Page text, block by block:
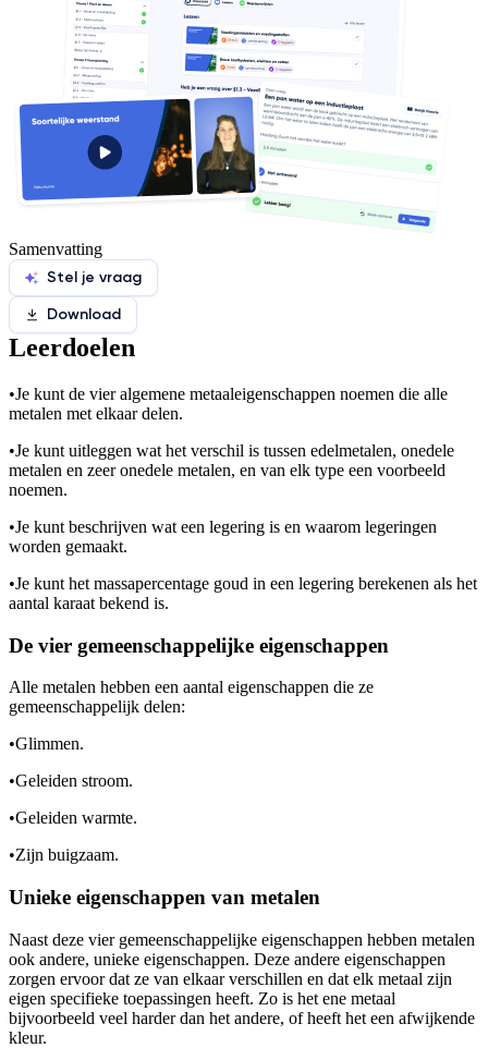
Samenvatting
Stel je vraag
Download
Leerdoelen
•Je kunt de vier algemene metaaleigenschappen noemen die alle
metalen met elkaar delen.
•Je kunt uitleggen wat het verschil is tussen edelmetalen, onedele
metalen en zeer onedele metalen, en van elk type een voorbeeld
noemen.
•Je kunt beschrijven wat een legering is en waarom legeringen
worden gemaakt.
•Je kunt het massapercentage goud in een legering berekenen als het
aantal karaat bekend is.
De vier gemeenschappelijke eigenschappen
Alle metalen hebben een aantal eigenschappen die ze
gemeenschappelijk delen:
•Glimmen.
•Geleiden stroom.
•Geleiden warmte.
•Zijn buigzaam.
Unieke eigenschappen van metalen
Naast deze vier gemeenschappelijke eigenschappen hebben metalen
ook andere, unieke eigenschappen. Deze andere eigenschappen
zorgen ervoor dat ze van elkaar verschillen en dat elk metaal zijn
eigen specifieke toepassingen heeft. Zo is het ene metaal
bijvoorbeeld veel harder dan het andere, of heeft het een afwijkende
kleur.